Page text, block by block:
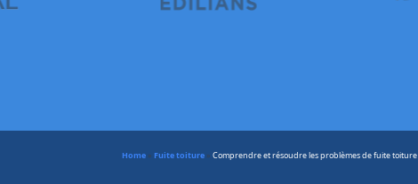
Home » Fuite toiture » Comprendre et résoudre les problèmes de fuite toiture